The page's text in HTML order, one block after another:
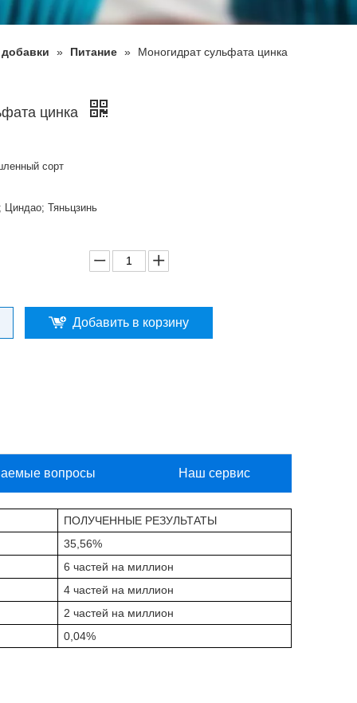
» Питание » Моногидрат сульфата цинка
цинка
сорт
Циндао; Тяньцзинь
Добавить в корзину
вопросы Наш сервис
ПОЛУЧЕННЫЕ РЕЗУЛЬТАТЫ
35,56%
6 частей на миллион
4 частей на миллион
2 частей на миллион
0,04%